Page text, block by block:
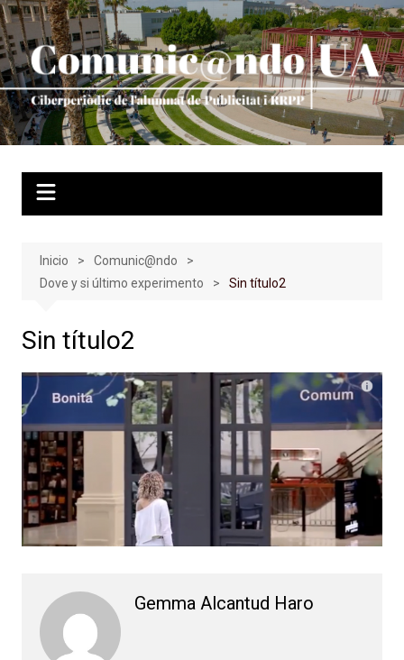
Saltar
al
contenido
Inicio
Comunic@ndo
Dove y si último experimento
Sin título2
Sin título2
Gemma Alcantud Haro